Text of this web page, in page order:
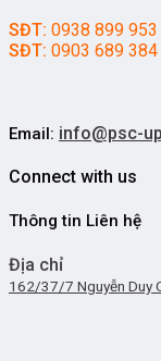
SĐT: 0938 899 953
SĐT: 0903 689 384
Email: info@psc-
Connect with us
Thông tin Liên hệ
Địa chỉ
162/37/7 Nguyễn Duy